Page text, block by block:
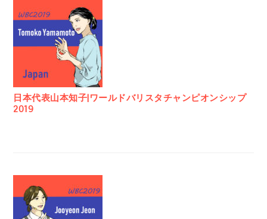
日本代表山本知子|ワールドバリスタチャンピオンシップ
2019